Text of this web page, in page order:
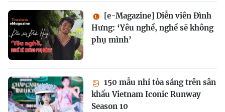
[e-Magazine] Diễn viên Đình
Hưng: ‘Yêu nghề, nghề sẽ không
phụ mình’
150 mẫu nhí tỏa sáng trên sân
khấu Vietnam Iconic Runway
Season 10